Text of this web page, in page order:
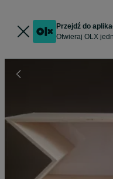
Przejdź do
Otwieraj OLX